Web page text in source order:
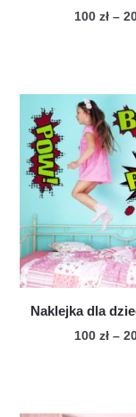
100 zł –
ma
na
Naklejka dla
100 zł –
ma